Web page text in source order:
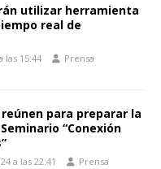
utilizar herramienta
real de
las 15:44 Prensa
para preparar la
“Conexión
a las 22:41 Prensa